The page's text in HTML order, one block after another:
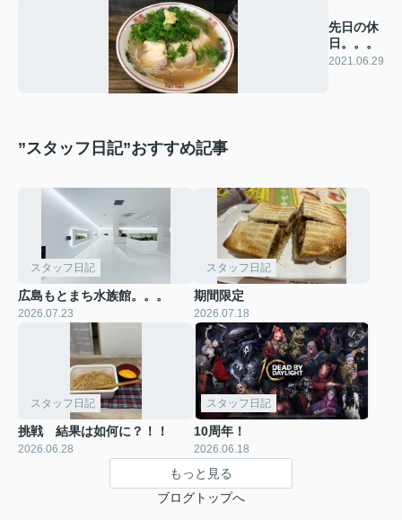
先日の休
日。。。
2021.06.29
”スタッフ日記”おすすめ記事
スタッフ日記
広島もとまち水族館。。。
2026.07.23
スタッフ日記
期間限定
2026.07.18
スタッフ日記
挑戦 結果は如何に？！！
2026.06.28
スタッフ日記
10周年！
2026.06.18
もっと見る
ブログトップへ